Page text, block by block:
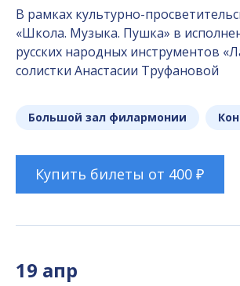
В рамках культурно-
«Школа. Музыка. Пушка» в
русских народных инструментов
солистки Анастасии Труфановой
Большой зал филармонии
Купить билеты от 400 ₽
19 апр